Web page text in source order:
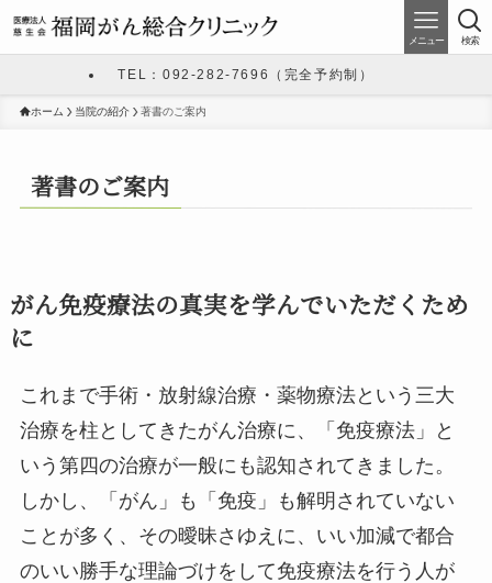
検索
メニュー
TEL：092-282-7696（完全予約制）
ホーム 当院の紹介 著書のご案内
著書のご案内
がん免疫療法の真実を学んでいただくため
に
これまで手術・放射線治療・薬物療法という三大
治療を柱としてきたがん治療に、「免疫療法」と
いう第四の治療が一般にも認知されてきました。
しかし、「がん」も「免疫」も解明されていない
ことが多く、その曖昧さゆえに、いい加減で都合
のいい勝手な理論づけをして免疫療法を行う人が